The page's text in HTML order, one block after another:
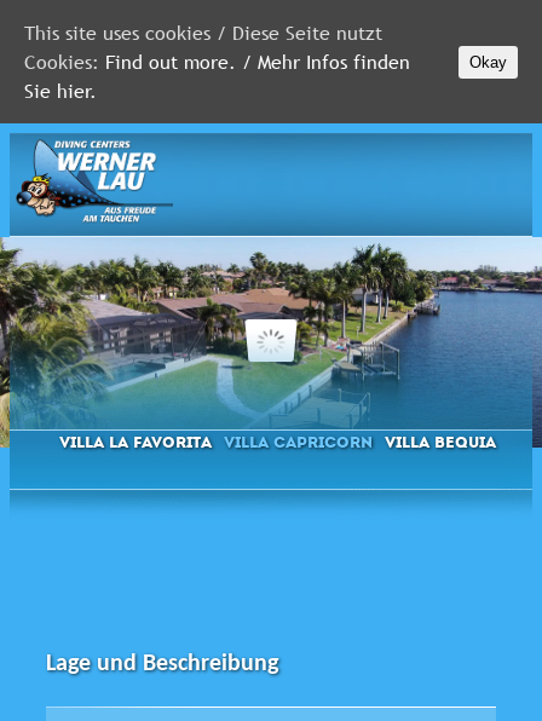
MALEDIVEN
ROTES
MEER
FLORIDA
Newsletter
Villa La Favorita Villa Capricorn Villa Bequia
Lage und Beschreibung
This site uses cookies / Diese Seite nutzt
Cookies: Find out more. / Mehr Infos finden
Sie hier.
Okay